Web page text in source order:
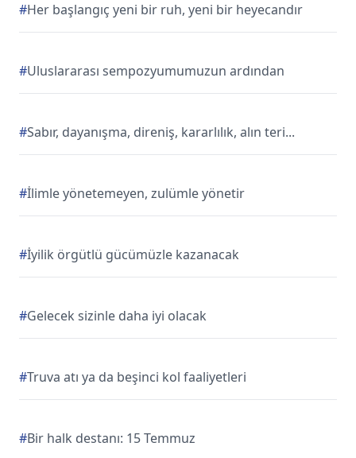
#Her başlangıç yeni bir ruh, yeni bir heyecandır
#Uluslararası sempozyumumuzun ardından
#Sabır, dayanışma, direniş, kararlılık, alın teri...
#İlimle yönetemeyen, zulümle yönetir
#İyilik örgütlü gücümüzle kazanacak
#Gelecek sizinle daha iyi olacak
#Truva atı ya da beşinci kol faaliyetleri
#Bir halk destanı: 15 Temmuz